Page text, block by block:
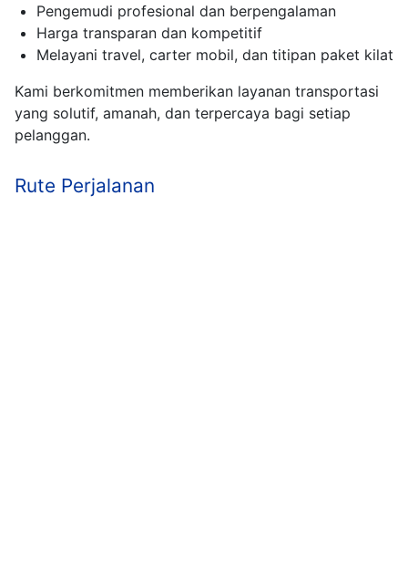
Pengemudi profesional dan berpengalaman
Harga transparan dan kompetitif
Melayani travel, carter mobil, dan titipan paket kilat
Kami berkomitmen memberikan layanan transportasi
yang solutif, amanah, dan terpercaya bagi setiap
pelanggan.
Rute Perjalanan